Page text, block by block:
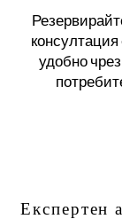
консултация
удобно
Експертен